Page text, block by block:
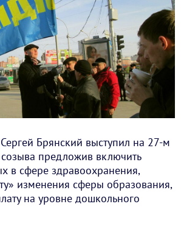
Брянский выступил на 27-м
предложив включить
в сфере здравоохранения,
изменения сферы образования,
на уровне дошкольного